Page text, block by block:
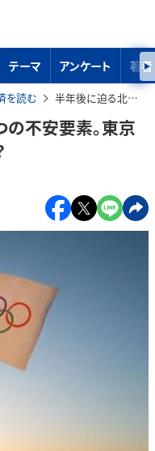
テーマ アンケート 著者
を読む 半年後に迫る北京五輪で3つの不安要素。東京五輪を褒めちぎった理由は？
不安要素。東京